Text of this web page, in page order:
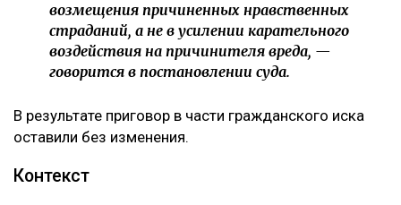
возмещения причиненных нравственных
страданий, а не в усилении карательного
воздействия на причинителя вреда, —
говорится в постановлении суда.
В результате приговор в части гражданского иска
оставили без изменения.
Контекст